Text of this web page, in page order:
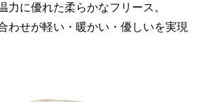
力に優れた柔らかなフリース。
わせが軽い・暖かい・優しいを実現